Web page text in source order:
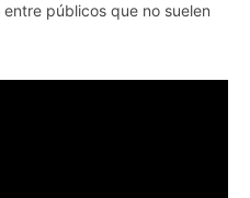
entre públicos que no suelen